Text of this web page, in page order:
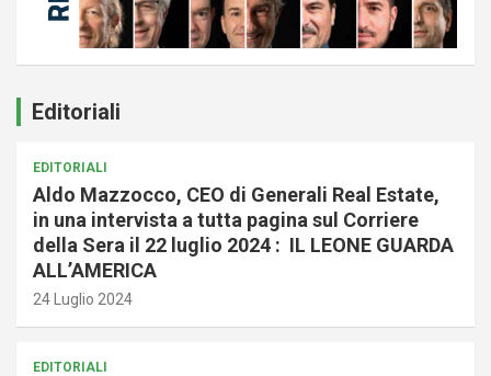
Editoriali
EDITORIALI
Aldo Mazzocco, CEO di Generali Real Estate,
in una intervista a tutta pagina sul Corriere
della Sera il 22 luglio 2024 : IL LEONE GUARDA
ALL’AMERICA
24 Luglio 2024
EDITORIALI